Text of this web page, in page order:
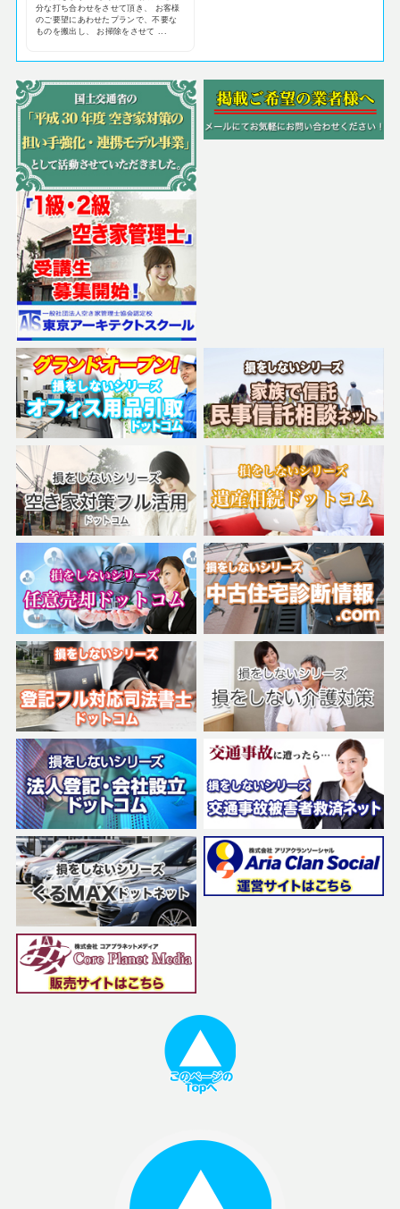
分な打ち合わせをさせて頂き、 お客様
のご要望にあわせたプランで、不要な
ものを搬出し、 お掃除をさせて ...